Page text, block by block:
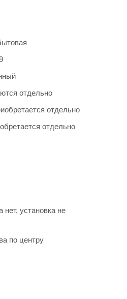
отдельно
отдельно
отдельно
установка не
по центру